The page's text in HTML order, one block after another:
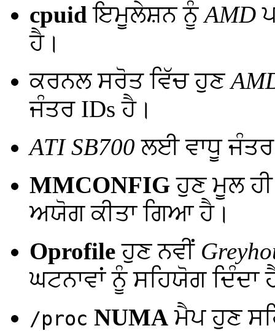
cpuid ਇਮੂਲੇਸ਼ਨ ਨੂੰAMD
ਹੈ।
ਕਰਨਲ ਸਰੋਤ ਵਿੱਚ ਹੁਣ
ਜੰਤਰ IDs ਹੈ।
ATI SB700 ਲਈ ਵਾਧੂ ਜੰਤਰ
MMCONFIG ਹੁਣ ਮੂਲ
ਅਯੋਗ ਕੀਤਾ ਗਿਆ ਹੈ।
Oprofile ਹੁਣ ਨਵੀਂ
ਘਟਨਾਵਾਂ ਨੂੰ ਸਹਿਯੋਗ ਦਿੰਦਾ
/proc NUMA ਮੈਪ ਹੁਣ